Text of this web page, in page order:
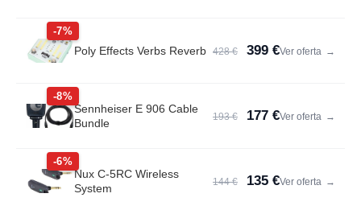
-7%
Poly Effects Verbs Reverb 428 € 399 €Ver oferta →
-8%
Sennheiser E 906 Cable
Bundle
193 € 177 €Ver oferta →
-6%
Nux C-5RC Wireless
System
144 € 135 €Ver oferta →